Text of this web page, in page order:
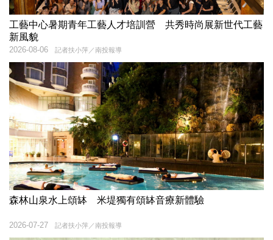
工藝中心暑期青年工藝人才培訓營 共秀時尚展新世代工藝
新風貌
記者扶小萍／南投報導
2026-08-06
森林山泉水上頌缽 米堤獨有頌缽音療新體驗
記者扶小萍／南投報導
2026-07-27